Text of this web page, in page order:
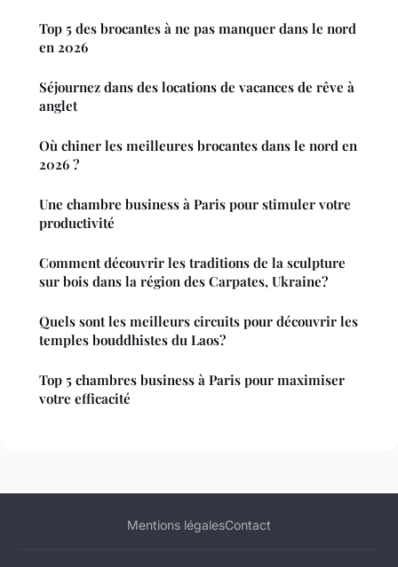
Top 5 des brocantes à ne pas manquer dans le nord
en 2026
Séjournez dans des locations de vacances de rêve à
anglet
Où chiner les meilleures brocantes dans le nord en
2026 ?
Une chambre business à Paris pour stimuler votre
productivité
Comment découvrir les traditions de la sculpture
sur bois dans la région des Carpates, Ukraine?
Quels sont les meilleurs circuits pour découvrir les
temples bouddhistes du Laos?
Top 5 chambres business à Paris pour maximiser
votre efficacité
Mentions légalesContact